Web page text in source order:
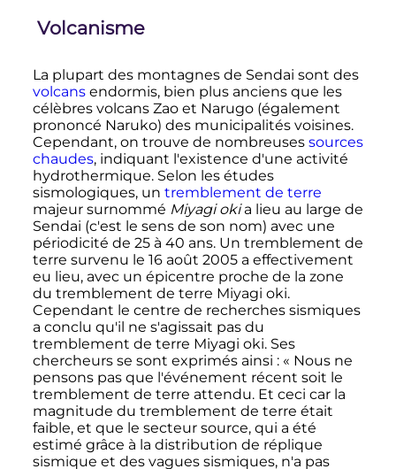
Volcanisme
La plupart des montagnes de Sendai sont des
volcansendormis, bien plus anciens que les
célèbres volcans Zao et Narugo (également
prononcé Naruko) des municipalités voisines.
Cependant, on trouve de nombreuses sources
chaudes, indiquant l'existence d'une activité
hydrothermique. Selon les études
sismologiques, un tremblement de terre
majeur surnommé Miyagi okia lieu au large de
Sendai (c'est le sens de son nom) avec une
périodicité de 25 à 40 ans. Un tremblement de
terre survenu le 16 août 2005a effectivement
eu lieu, avec un épicentre proche de la zone
du tremblement de terre Miyagi oki.
Cependant le centre de recherches sismiques
a conclu qu'il ne s'agissait pas du
tremblement de terre Miyagi oki. Ses
chercheurs se sont exprimés ainsi : « Nous ne
pensons pas que l'événement récent soit le
tremblement de terre attendu. Et ceci car la
magnitude du tremblement de terre était
faible, et que le secteur source, qui a été
estimé grâce à la distribution de réplique
sismique et des vagues sismiques, n'a pas